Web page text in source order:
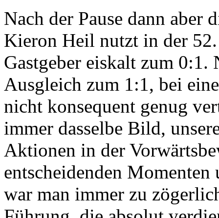
Nach der Pause dann aber
Kieron Heil nutzt in der
Gastgeber eiskalt zum
Ausgleich zum 1:1, bei
nicht konsequent genug
immer dasselbe Bild,
Aktionen in der
entscheidenden
war man immer zu